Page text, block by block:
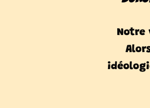
Notre